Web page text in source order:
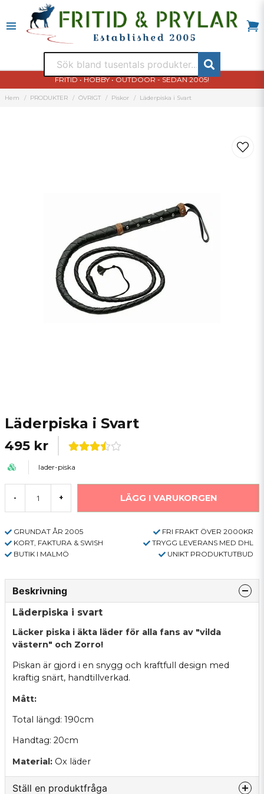
FRITID • HOBBY • OUTDOOR - SEDAN 2005!
Hem PRODUKTER ÖVRIGT Piskor Läderpiska i Svart
Läderpiska i Svart
495 kr
lader-piska
- + LÄGG I VARUKORGEN
GRUNDAT ÅR 2005
FRI FRAKT ÖVER 2000KR
KORT, FAKTURA & SWISH
TRYGG LEVERANS MED DHL
BUTIK I MALMÖ
UNIKT PRODUKTUTBUD
Beskrivning
Läderpiska i svart
Läcker piska i äkta läder för alla fans av "vilda
västern" och Zorro!
Piskan är gjord i en snygg och kraftfull design med
kraftig snärt, handtillverkad.
Mått:
Total längd: 190cm
Handtag: 20cm
Material: Ox läder
Ställ en produktfråga